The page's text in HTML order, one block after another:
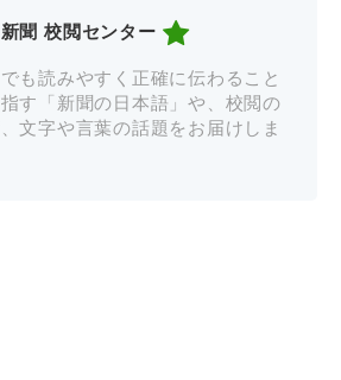
聞 校閲センター
も読みやすく正確に伝わること
す「新聞の日本語」や、校閲の
文字や言葉の話題をお届けしま